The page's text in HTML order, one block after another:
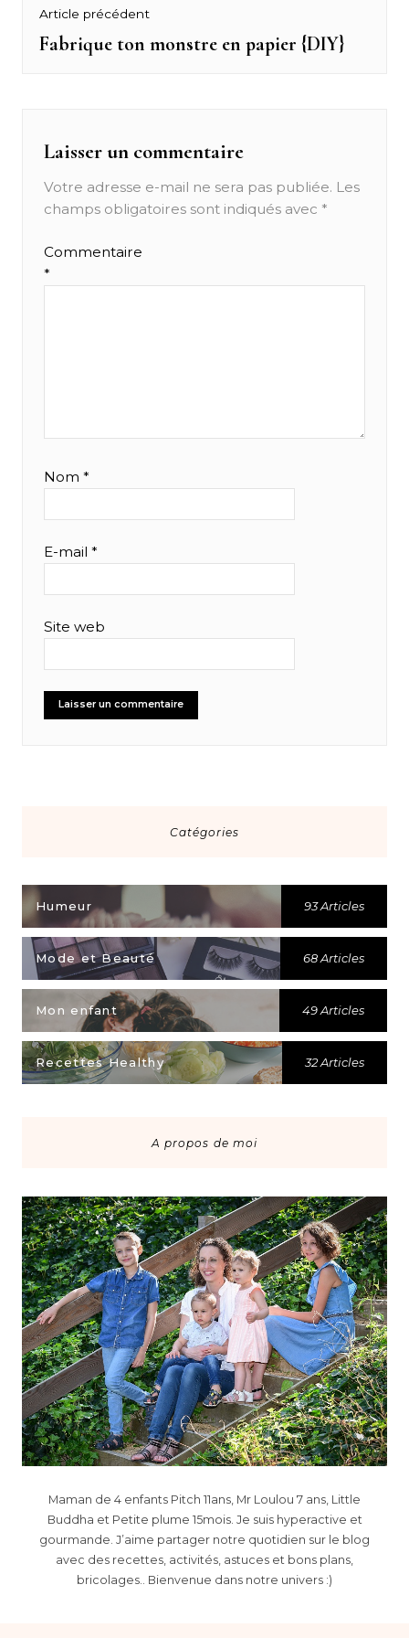
de
Article précédent
Previous
Fabrique ton monstre en papier {DIY}
Laisser un commentaire
Votre adresse e-mail ne sera pas publiée. Les
champs obligatoires sont indiqués avec *
Commentaire
*
Nom *
E-mail *
Site web
Catégories
Humeur 93 Articles
Mode et Beauté 68 Articles
Mon enfant 49 Articles
Recettes Healthy 32 Articles
A propos de moi
Maman de 4 enfants Pitch 11ans, Mr Loulou 7 ans, Little
Buddha et Petite plume 15mois. Je suis hyperactive et
gourmande. J’aime partager notre quotidien sur le blog
avec des recettes, activités, astuces et bons plans,
bricolages.. Bienvenue dans notre univers :)